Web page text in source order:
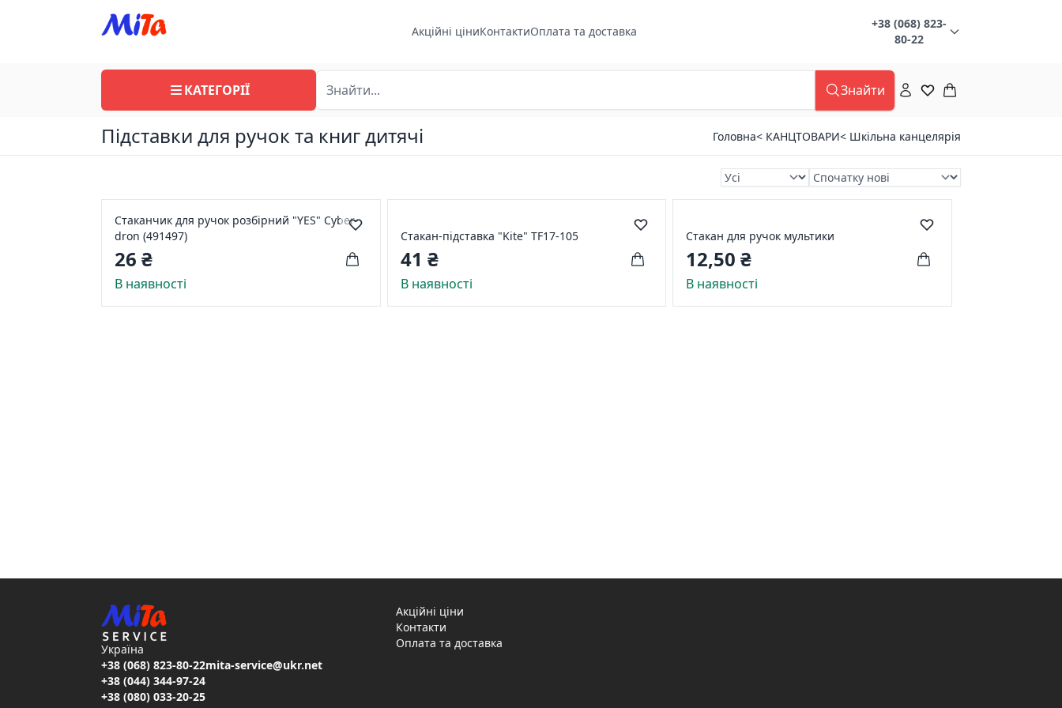
Акційні ціниКонтактиОплата та доставка
+38 (068) 823-
80-22
КАТЕГОРІЇ Знайти
Підставки для ручок та книг дитячі Головна< КАНЦТОВАРИ< Шкільна канцелярія
Стаканчик для ручок розбірний "YES" Cyber-
dron (491497)
26 ₴
В наявності
Стакан-підставка "Kite" TF17-105
41 ₴
В наявності
Стакан для ручок мультики
12,50 ₴
В наявності
Україна
+38 (068) 823-80-22
+38 (044) 344-97-24
+38 (080) 033-20-25
mita-service@ukr.net
Акційні ціни
Контакти
Оплата та доставка